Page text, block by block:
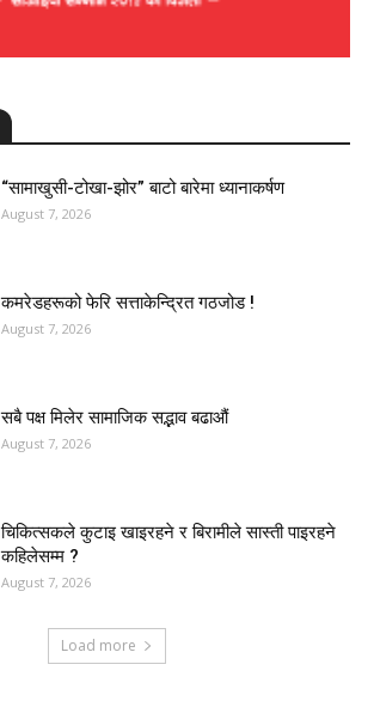
“सामाखुसी-टोखा-झोर” बाटो बारेमा ध्यानाकर्षण
August 7, 2026
कमरेडहरूको फेरि सत्ताकेन्द्रित गठजोड !
August 7, 2026
सबै पक्ष मिलेर सामाजिक सद्भाव बढाऔं
August 7, 2026
चिकित्सकले कुटाइ खाइरहने र बिरामीले सास्ती पाइरहने
कहिलेसम्म ?
August 7, 2026
Load more